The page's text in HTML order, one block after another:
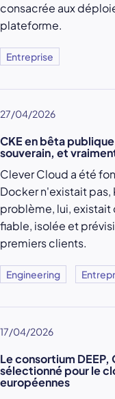
consacrée aux
plateforme.
Entreprise
27/04/2026
CKE en bêta
souverain, et
Clever Cloud a été
Docker n'existait pas,
problème, lui, existait
fiable, isolée et
premiers clients.
Engineering
17/04/2026
Le consortium
sélectionné pour le
européennes